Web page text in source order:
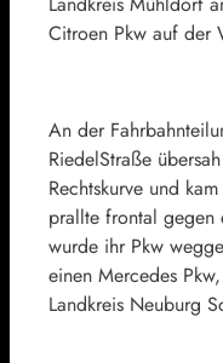
Citroen Pkw auf der
An der
RiedelStraße
Rechtskurve und
prallte frontal gegen
wurde ihr Pkw
einen Mercedes
Landkreis Neuburg